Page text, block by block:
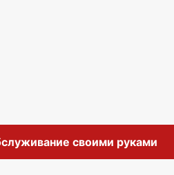
своими руками